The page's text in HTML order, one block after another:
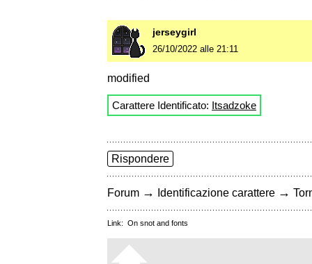
jerseygirl
26/10/2022 alle 21:11
modified
Carattere Identificato: Itsadzoke
Rispondere
Forum → Identificazione carattere →
Link: On snot and fonts